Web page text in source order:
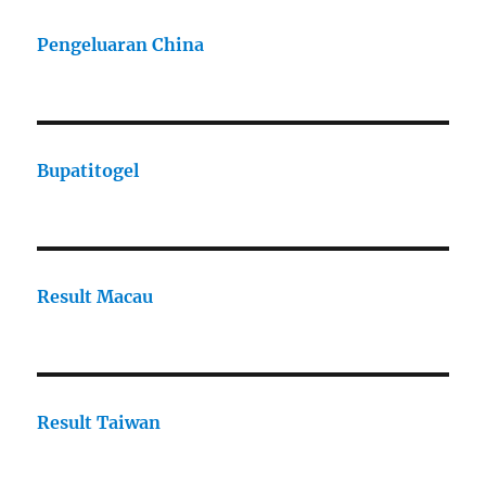
Pengeluaran China
Bupatitogel
Result Macau
Result Taiwan